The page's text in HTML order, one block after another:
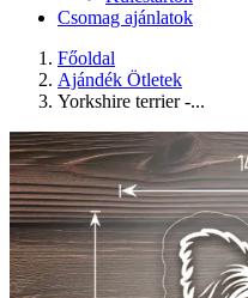
Csomag ajánlatok
Főoldal
Ajándék Ötletek
Yorkshire terrier -...